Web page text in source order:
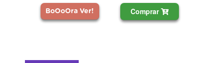
BoOoOra Ver! Comprar